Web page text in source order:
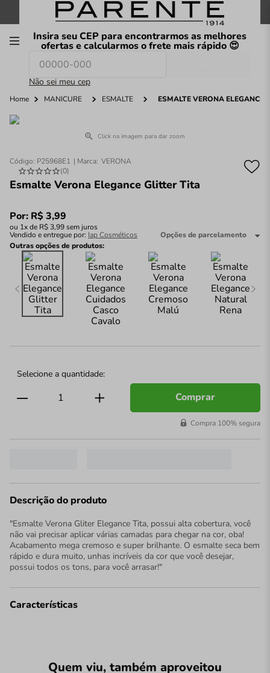
FRETE GRÁTIS nas compras a partir de R$199
Insira seu CEP para encontrarmos as melhores
ofertas e calcularmos o frete mais rápido 😍
Não sei meu cep
O que você procura hoje?
Home MANICURE ESMALTE ESMALTE VERONA ELEGANCE
Click na imagem para dar zoom
Código: P25968E1
VERONA
(0)
Esmalte Verona Elegance Glitter Tita
Por: R$3,99
ou 1x de R$3,99sem juros
Vendido e entregue por: Iap Cosméticos
Opções de parcelamento
Outras opções de produtos:
Comprar
Compra 100% segura
Descrição do produto
"Esmalte Verona Gliter Elegance Tita, possui alta cobertura, você
não vai precisar aplicar várias camadas para chegar na cor, oba!
Acabamento mega cremoso e super brilhante. O esmalte seca bem
rápido e dura muito, unhas incríveis da cor que você desejar,
possui todos os tons, para você arrasar!"
Características
Quem viu, também aproveitou